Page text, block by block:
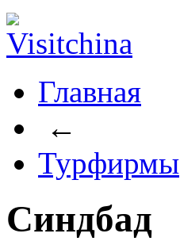
Главная
←
Турфирмы
Синдбад